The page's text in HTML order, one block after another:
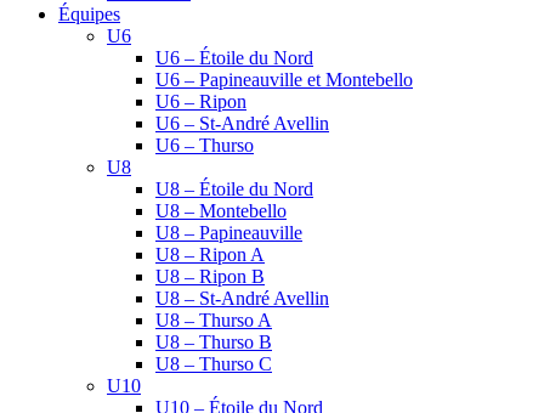
Équipes
U6
U6 – Étoile du Nord
U6 – Papineauville et Montebello
U6 – Ripon
U6 – St-André Avellin
U6 – Thurso
U8
U8 – Étoile du Nord
U8 – Montebello
U8 – Papineauville
U8 – Ripon A
U8 – Ripon B
U8 – St-André Avellin
U8 – Thurso A
U8 – Thurso B
U8 – Thurso C
U10
U10 – Étoile du Nord